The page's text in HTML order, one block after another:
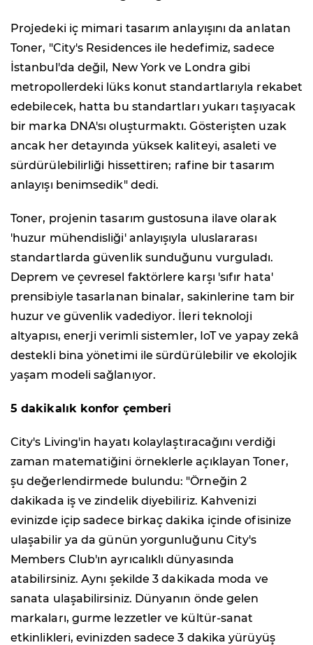
Projedeki iç mimari tasarım anlayışını da anlatan
Toner, "City's Residences ile hedefimiz, sadece
İstanbul'da değil, New York ve Londra gibi
metropollerdeki lüks konut standartlarıyla rekabet
edebilecek, hatta bu standartları yukarı taşıyacak
bir marka DNA'sı oluşturmaktı. Gösterişten uzak
ancak her detayında yüksek kaliteyi, asaleti ve
sürdürülebilirliği hissettiren; rafine bir tasarım
anlayışı benimsedik" dedi.
Toner, projenin tasarım gustosuna ilave olarak
'huzur mühendisliği' anlayışıyla uluslararası
standartlarda güvenlik sunduğunu vurguladı.
Deprem ve çevresel faktörlere karşı 'sıfır hata'
prensibiyle tasarlanan binalar, sakinlerine tam bir
huzur ve güvenlik vadediyor. İleri teknoloji
altyapısı, enerji verimli sistemler, IoT ve yapay zekâ
destekli bina yönetimi ile sürdürülebilir ve ekolojik
yaşam modeli sağlanıyor.
5 dakikalık konfor çemberi
City's Living'in hayatı kolaylaştıracağını verdiği
zaman matematiğini örneklerle açıklayan Toner,
şu değerlendirmede bulundu: "Örneğin 2
dakikada iş ve zindelik diyebiliriz. Kahvenizi
evinizde içip sadece birkaç dakika içinde ofisinize
ulaşabilir ya da günün yorgunluğunu City's
Members Club'ın ayrıcalıklı dünyasında
atabilirsiniz. Aynı şekilde 3 dakikada moda ve
sanata ulaşabilirsiniz. Dünyanın önde gelen
markaları, gurme lezzetler ve kültür-sanat
etkinlikleri, evinizden sadece 3 dakika yürüyüş